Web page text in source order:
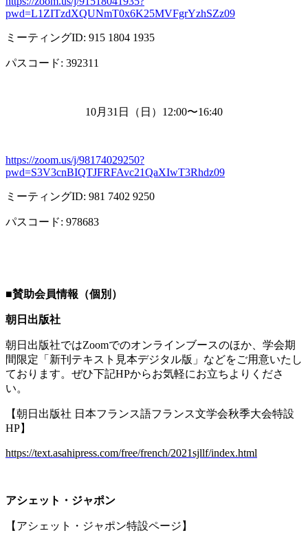
pwd=L1ZITzdXQUNmT0x6K25MVFgrYzhSZz09
ミーティングID: 915 1804 1935
パスコード: 392311
10月 31 日（日） 12:00〜16:40
https://zoom.us/j/98174029250?
pwd=S3V3cnBIQTJFRFAvc21QaXIwT3Rhdz09
ミーティングID: 981 7402 9250
パスコード: 978683
■賛助会員情報（個別）
朝日出版社
朝日出版社ではZoomでのオンラインブースのほか、学会期
間限定「新刊テキスト見本デジタル版」などをご用意いたし
ております。ぜひ下記HPからお気軽にお立ちよりくださ
い。
【朝日出版社 日本フランス語フランス文学会秋季大会特設
HP】
https://text.asahipress.com/free/french/2021sjllf/index.html
アシェット・ジャポン
【アシェット・ジャポン特設ページ】